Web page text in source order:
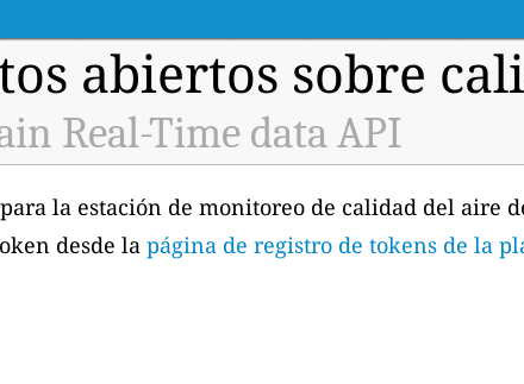
abiertos sobre
Real-Time data API
la estación de monitoreo de calidad del aire
desde la página de registro de tokens de la